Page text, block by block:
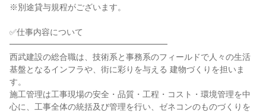
※別途貸与規程がございます。
✅仕事内容について
━━━━━━━━━━━━━━━━━━━
西武建設の総合職は、技術系と事務系のフィールドで人々の生活
基盤となるインフラや、街に彩りを与える 建物づくりを担いま
す。
施工管理は工事現場の安全・品質・工程・コスト・環境管理を中
心に、工事全体の統括及び管理を行い、ゼネコンのものづくりを